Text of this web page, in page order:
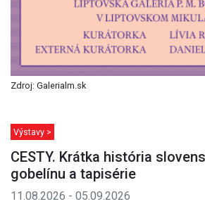
Zdroj: Galerialm.sk
Výstavy >
CESTY. Krátka história
gobelínu a tapisérie
11.08.2026 - 05.09.2026